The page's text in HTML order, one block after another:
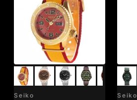
Seiko Seiko